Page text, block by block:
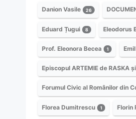
Danion Vasile 26
Eduard Țugui 8 Eleodorus
Prof. Eleonora Becea 1
Episcopul ARTEMIE de RASKA și
Forumul Civic al Românilor din
Florea Dumitrescu 1 Florin